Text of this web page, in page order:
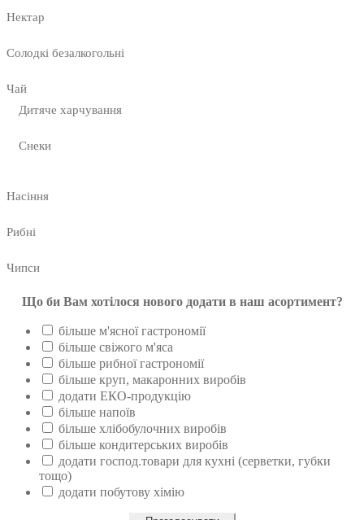
Нектар
Солодкі безалкогольні
Чай
Дитяче харчування
Снеки
Насіння
Рибні
Чипси
Що би Вам хотілося нового додати в наш асортимент?
більше м'ясної гастрономії
більше свіжого м'яса
більше рибної гастрономії
більше круп, макаронних виробів
додати ЕКО-продукцію
більше напоїв
більше хлібобулочних виробів
більше кондитерських виробів
додати господ.товари для кухні (серветки, губки
тощо)
додати побутову хімію